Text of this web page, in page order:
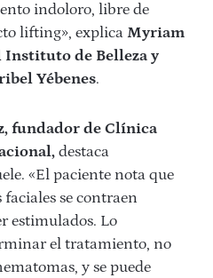
indoloro, libre de
lifting», explica Myriam
Instituto de Belleza y
Yébenes.
fundador de Clínica
destaca
«El paciente nota que
se contraen
estimulados. Lo
el tratamiento, no
y se puede